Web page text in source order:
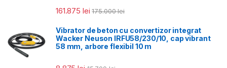
161.875 lei 175.000lei
Vibrator de beton cu convertizor integrat
Wacker Neuson IRFU58/230/10, cap vibrant
58 mm, arbore flexibil 10 m